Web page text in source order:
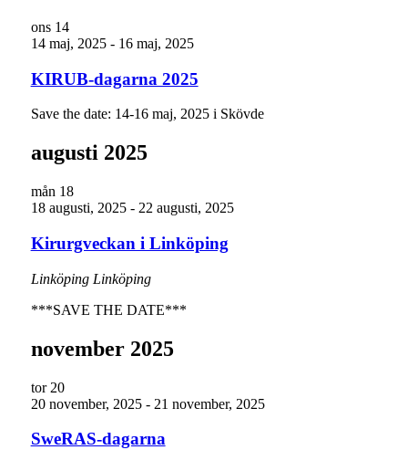
ons 14
14 maj, 2025- 16 maj, 2025
KIRUB-dagarna 2025
Save the date: 14-16 maj, 2025 i Skövde
augusti 2025
mån 18
18 augusti, 2025- 22 augusti, 2025
Kirurgveckan i Linköping
Linköping Linköping
***SAVE THE DATE***
november 2025
tor 20
20 november, 2025- 21 november, 2025
SweRAS-dagarna